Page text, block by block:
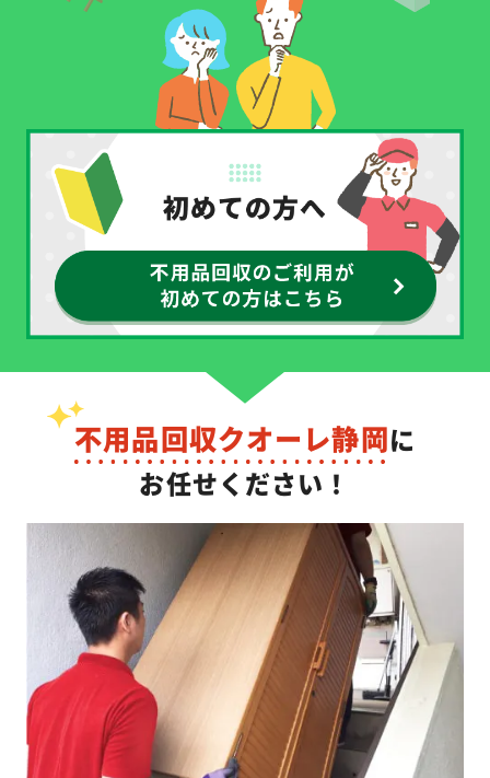
不用品回収クオーレ静岡に
お任せください！